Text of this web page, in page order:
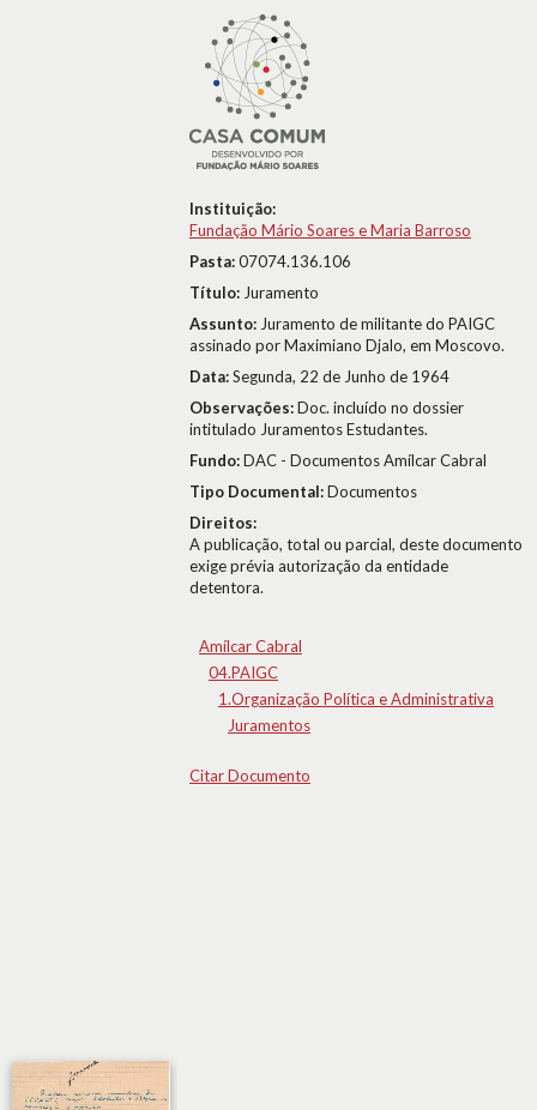
Instituição:
Fundação Mário Soares e Maria Barroso
Pasta:07074.136.106
Título: Juramento
Assunto: Juramento de militante do PAIGC
assinado por Maximiano Djalo, em Moscovo.
Data:Segunda, 22 de Junho de 1964
Observações:Doc. incluído no dossier
intitulado Juramentos Estudantes.
Fundo:DAC - Documentos Amílcar Cabral
Tipo Documental:Documentos
Direitos:
A publicação, total ou parcial, deste documento
exige prévia autorização da entidade
detentora.
Amílcar Cabral
04.PAIGC
1.Organização Política e Administrativa
Juramentos
Citar Documento